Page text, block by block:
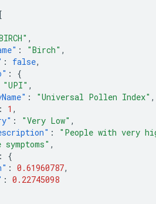
[
,
: "Birch" ,
: false,
:
{
"UPI" ,
: "Universal Pollen Index" ,
: 1 ,
: "Very Low" ,
:
"People with very
,
:
{
: 0.61960787,
: 0.22745098